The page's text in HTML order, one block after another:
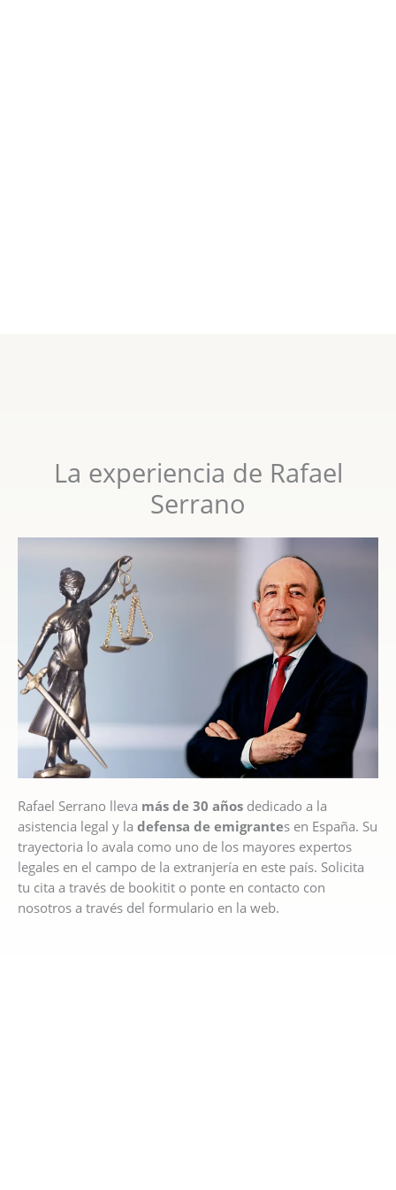
La experiencia de Rafael
Serrano
Rafael Serrano lleva más de 30 años dedicado a la
asistencia legal y la defensa de emigrantes en España. Su
trayectoria lo avala como uno de los mayores expertos
legales en el campo de la extranjería en este país. Solicita
tu cita a través de bookitit o ponte en contacto con
nosotros a través del formulario en la web.